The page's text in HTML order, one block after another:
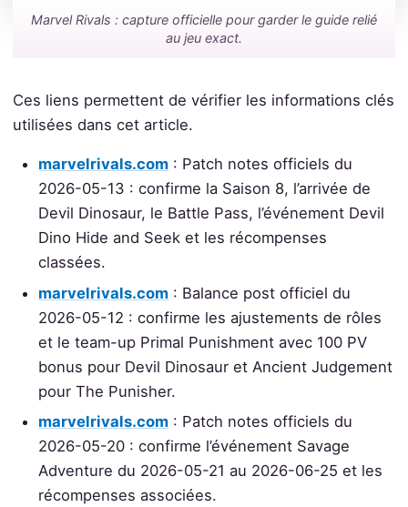
Marvel Rivals : capture officielle pour garder le guide relié
au jeu exact.
Ces liens permettent de vérifier les informations clés
utilisées dans cet article.
marvelrivals.com : Patch notes officiels du
2026-05-13 : confirme la Saison 8, l’arrivée de
Devil Dinosaur, le Battle Pass, l’événement Devil
Dino Hide and Seek et les récompenses
classées.
marvelrivals.com : Balance post officiel du
2026-05-12 : confirme les ajustements de rôles
et le team-up Primal Punishment avec 100 PV
bonus pour Devil Dinosaur et Ancient Judgement
pour The Punisher.
marvelrivals.com : Patch notes officiels du
2026-05-20 : confirme l’événement Savage
Adventure du 2026-05-21 au 2026-06-25 et les
récompenses associées.